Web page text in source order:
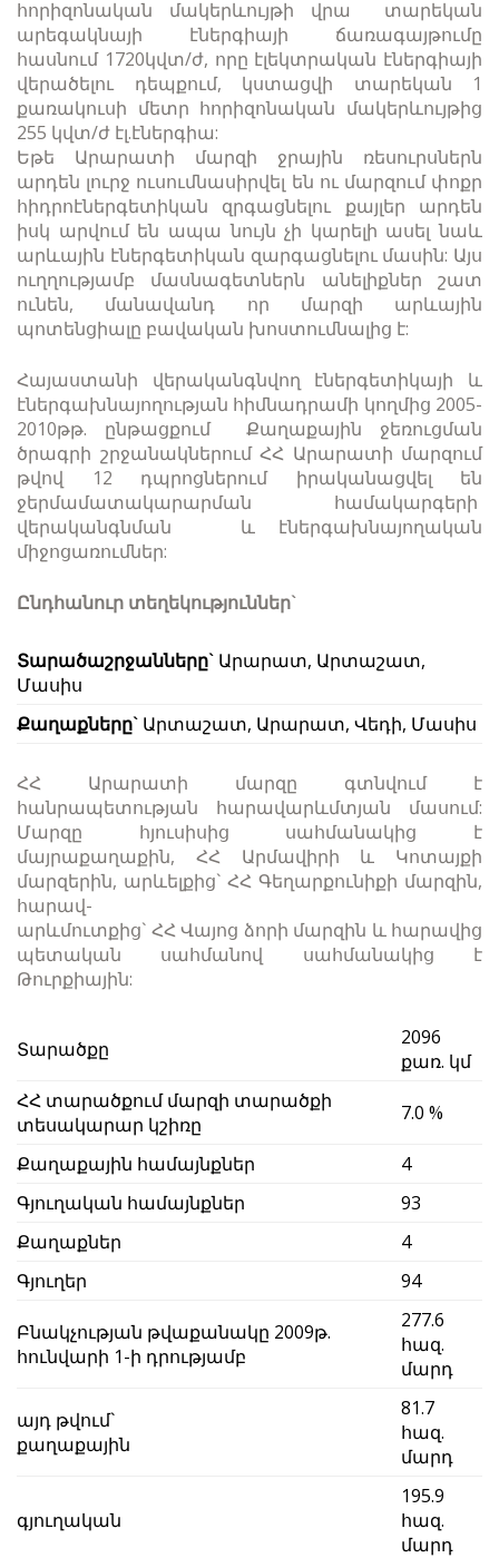
հորիզոնական մակերևույթի վրա տարեկան
արեգակնայի էներգիայի ճառագայթումը
հասնում 1720կվտ/ժ, որը էլեկտրական էներգիայի
վերածելու դեպքում, կստացվի տարեկան 1
քառակուսի մետր հորիզոնական մակերևույթից
255 կվտ/ժ էլ.էներգիա:
Եթե Արարատի մարզի ջրային ռեսուրսներն
արդեն լուրջ ուսումնասիրվել են ու մարզում փոքր
հիդրոէներգետիկան զրգացնելու քայլեր արդեն
իսկ արվում են ապա նույն չի կարելի ասել նաև
արևային էներգետիկան զարգացնելու մասին: Այս
ուղղությամբ մասնագետներն անելիքներ շատ
ունեն, մանավանդ որ մարզի արևային
պոտենցիալը բավական խոստումնալից է:
Հայաստանի վերականգնվող էներգետիկայի և
էներգախնայողության հիմնադրամի կողմից 2005-
2010թթ. ընթացքում Քաղաքային ջեռուցման
ծրագրի շրջանակներում ՀՀ Արարատի մարզում
թվով 12 դպրոցներում իրականացվել են
ջերմամատակարարման համակարգերի
վերականգնման և էներգախնայողական
միջոցառումներ:
Ընդհանուր տեղեկություններ`
Տարածաշրջանները` Արարատ, Արտաշատ,
Մասիս
Քաղաքները` Արտաշատ, Արարատ, Վեդի, Մասիս
ՀՀ Արարատի մարզը գտնվում է
հանրապետության հարավարևմտյան մասում:
Մարզը հյուսիսից սահմանակից է
մայրաքաղաքին, ՀՀ Արմավիրի և Կոտայքի
մարզերին, արևելքից` ՀՀ Գեղարքունիքի մարզին,
հարավ-
արևմուտքից` ՀՀ Վայոց ձորի մարզին և հարավից
պետական սահմանով սահմանակից է
Թուրքիային:
Տարածքը
2096
քառ. կմ
ՀՀ տարածքում մարզի տարածքի
տեսակարար կշիռը
7.0 %
Քաղաքային համայնքներ
4
Գյուղական համայնքներ
93
Քաղաքներ
4
Գյուղեր
94
Բնակչության թվաքանակը 2009թ.
հունվարի 1-ի դրությամբ
277.6
հազ.
մարդ
այդ թվում`
քաղաքային
81.7
հազ.
մարդ
գյուղական
195.9
հազ.
մարդ